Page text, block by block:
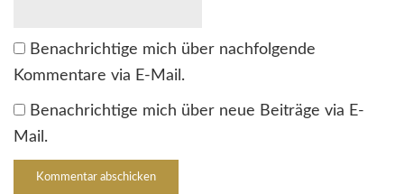
Benachrichtige mich über nachfolgende
Kommentare via E-Mail.
Benachrichtige mich über neue Beiträge via E-
Mail.